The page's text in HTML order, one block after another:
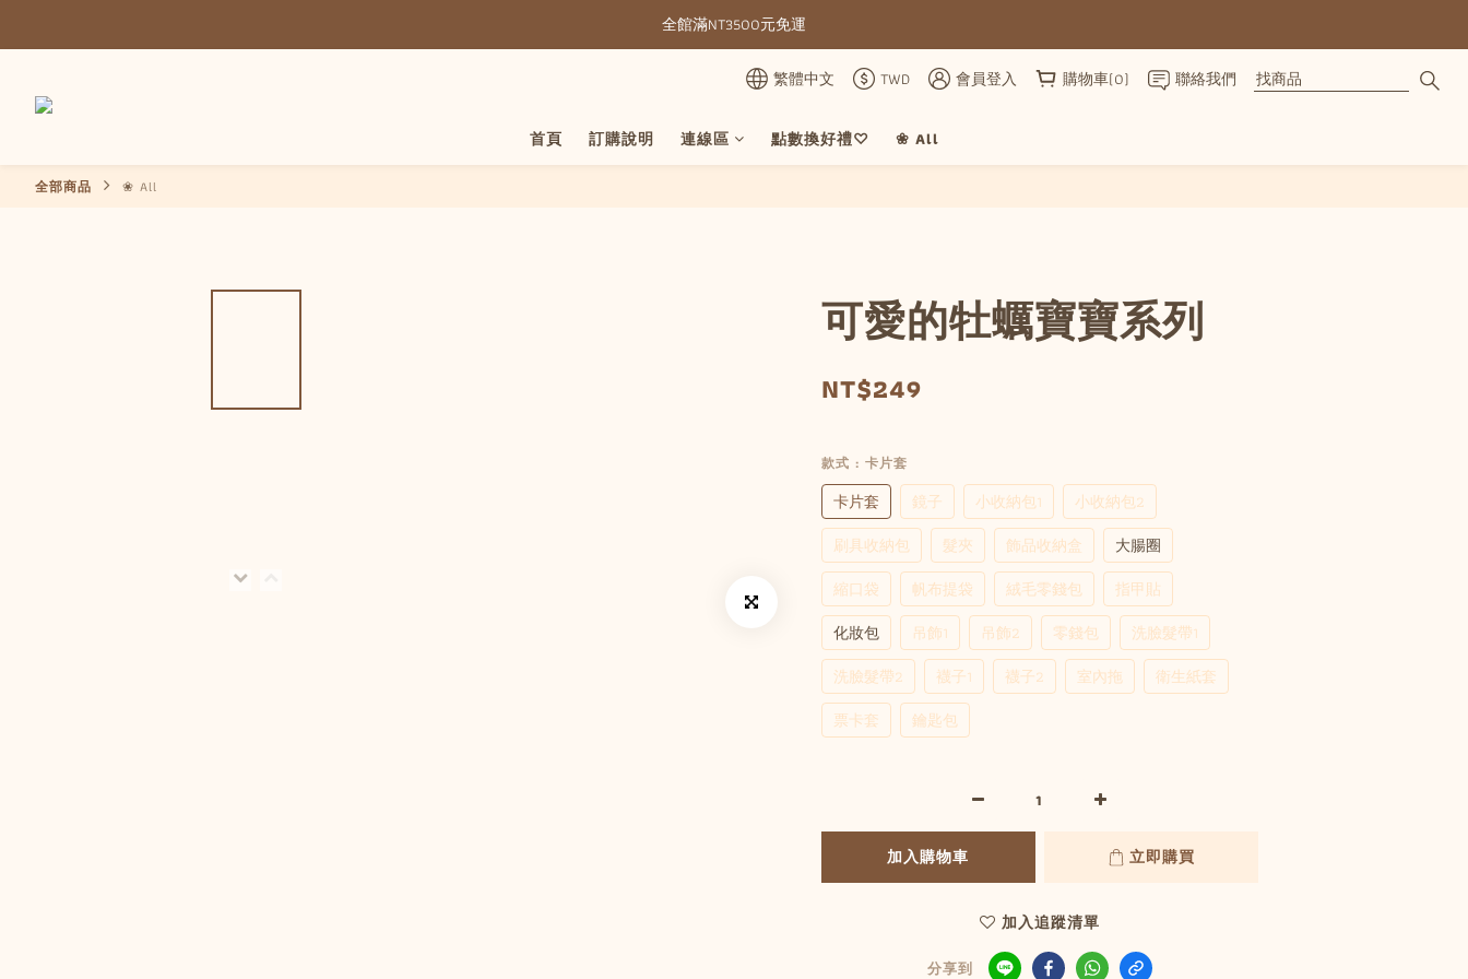
全館滿NT3500元免運
全館滿NT3500元免運
部分現貨＋預購20-30天不含假日
繁體中文 TWD 會員登入 購物車(0) 聯絡我們
首頁 訂購說明 連線區 點數換好禮♡ ❀ All
全部商品 ❀ All
可愛的牡蠣寶寶系列
NT$249
款式 : 卡片套
卡片套 鏡子 小收納包1
小收納包2
刷具收納包
髮夾 飾品收納盒
大腸圈
縮口袋
帆布提袋 絨毛零錢包
指甲貼
化妝包
吊飾1 吊飾2 零錢包
洗臉髮帶1
洗臉髮帶2
襪子1 襪子2 室內拖
衛生紙套
票卡套
鑰匙包
加入購物車 立即購買
加入追蹤清單
分享到